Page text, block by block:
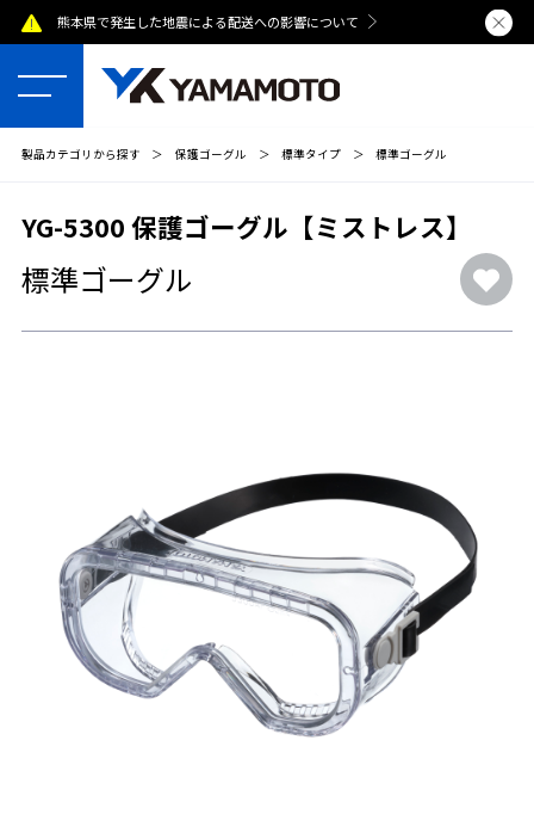
熊本県で発生した地震による配送への影響について 夏季休業
製品カテゴリから探す ＞ 保護ゴーグル ＞ 標準タイプ ＞ 標準ゴーグル
YG-5300 保護ゴーグル【ミストレス】
標準ゴーグル